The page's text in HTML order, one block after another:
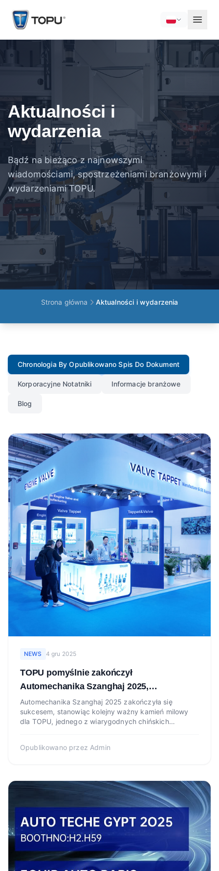
Aktualności i
wydarzenia
Bądź na bieżąco z najnowszymi
wiadomościami, spostrzeżeniami branżowymi i
wydarzeniami TOPU.
Strona główna Aktualności i wydarzenia
Chronologia By Opublikowano Spis Do Dokument
Korporacyjne Notatniki Informacje branżowe
Blog
NEWS 4 gru 2025
TOPU pomyślnie zakończył
Automechanika Szanghaj 2025,
kontynuując dynamikę na stoisku
Automechanika Dubaj SA-L26
Automechanika Szanghaj 2025 zakończyła się
sukcesem, stanowiąc kolejny ważny kamień milowy
dla TOPU, jednego z wiarygodnych chińskich
Opublikowano przez Admin